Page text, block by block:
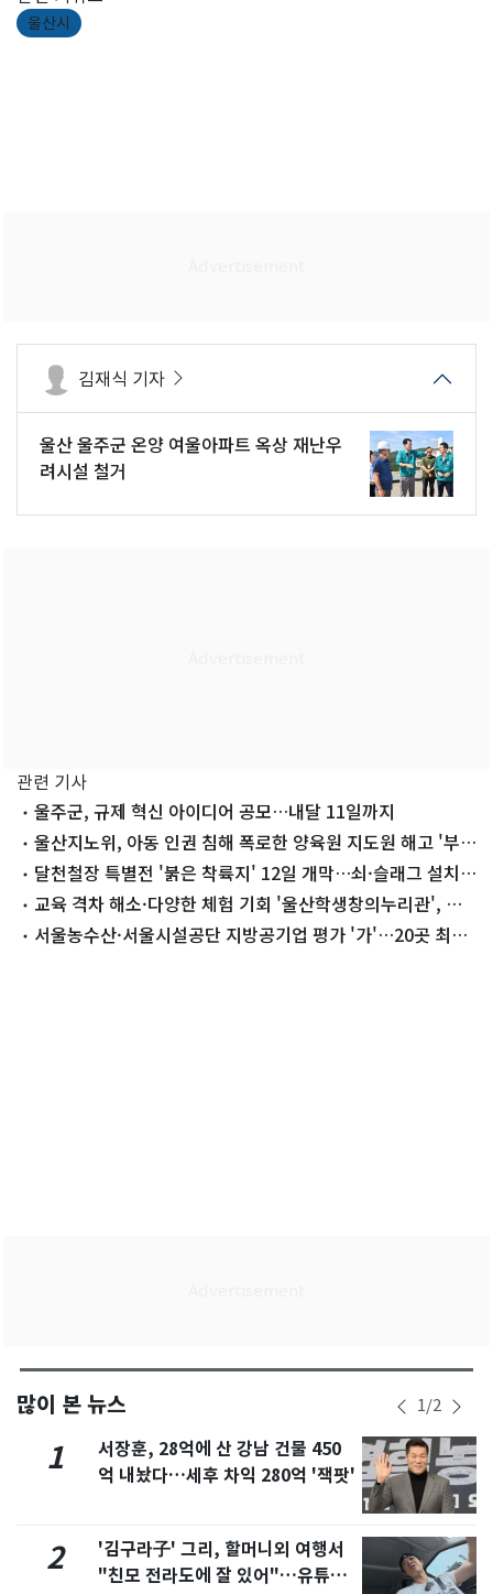
울산시
김재식 기자
울산 울주군 온양 여울아파트 옥상 재난우
려시설 철거
관련 기사
울주군, 규제 혁신 아이디어 공모…내달 11일까지
울산지노위, 아동 인권 침해 폭로한 양육원 지도원 해고 '부
당'달천철장 특별전 '붉은 착륙지' 12일 개막…쇠·슬래그 설치
미술품 선보여
교육 격차 해소·다양한 체험 기회 '울산학생창의누리관', 이
달 말 개관
서울농수산·서울시설공단 지방공기업 평가 '가'…20곳 최우
많이 본 뉴스 1/2
1
서장훈, 28억에 산 강남 건물 450
억 내놨다…세후 차익 280억 '잭팟'
2
'김구라子' 그리, 할머니외 여행서
"친모 전라도에 잘 있어"…유튜브